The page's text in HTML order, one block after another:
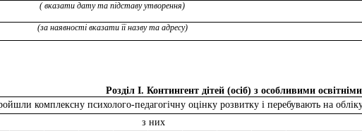
( вказати дату та підставу утворення)
(за наявності вказати її назву та адресу)
Розділ I. Контингент дітей (осіб) з особливими
комплексну психолого-педагогічну оцінку розвитку і перебувають на
з них